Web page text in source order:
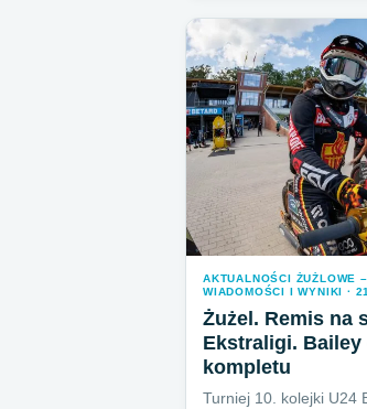
AKTUALNOŚCI ŻUŻLOWE
WIADOMOŚCI I WYNIKI ·
Żużel. Remis na
Ekstraligi. Bailey
kompletu
Turniej 10. kolejki U24